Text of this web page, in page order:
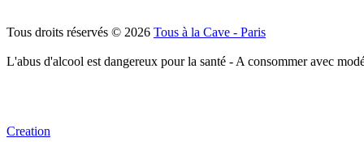
Tous droits réservés © 2026 Tous à la Cave - Paris
L'abus d'alcool est dangereux pour la santé - A consommer avec
Creation